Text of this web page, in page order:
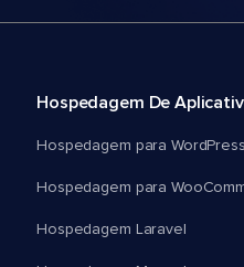
Hospedagem De
Hospedagem para WordPress
Hospedagem para
Hospedagem Laravel